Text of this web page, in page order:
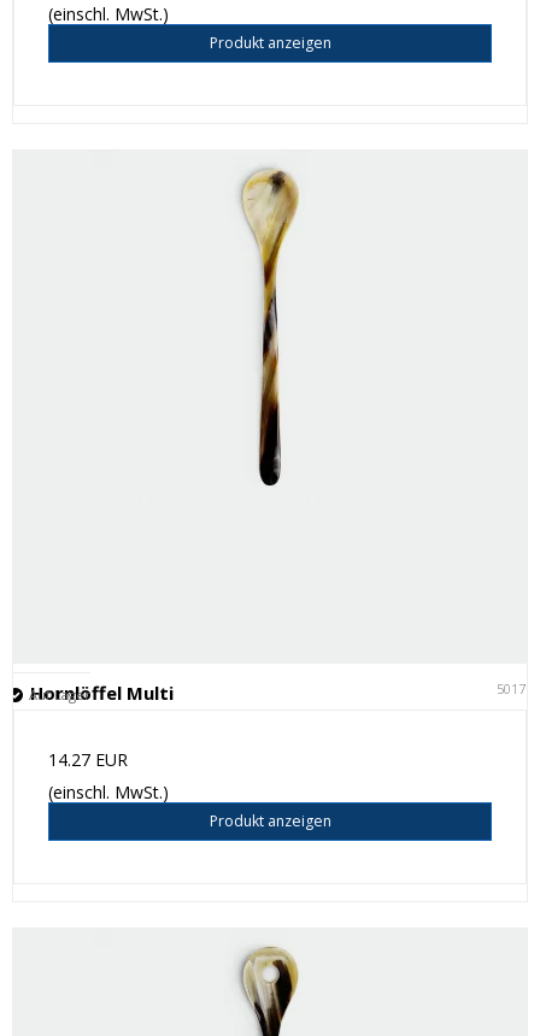
(einschl. MwSt.)
Produkt anzeigen
Hornlöffel Multi 50171
Auf Lager
14.27 EUR
(einschl. MwSt.)
Produkt anzeigen